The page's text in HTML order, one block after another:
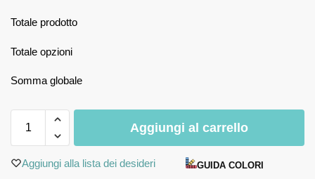
Totale prodotto
Totale opzioni
Somma globale
Aggiungi al carrello
Aggiungi alla lista dei desideri GUIDA COLORI